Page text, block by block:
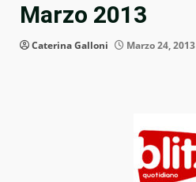
Marzo 2013
Caterina Galloni Marzo 24, 2013